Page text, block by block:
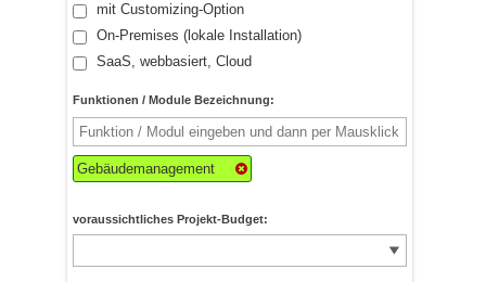
mit Customizing-Option
On-Premises (lokale Installation)
SaaS, webbasiert, Cloud
Funktionen / Module Bezeichnung:
Gebäudemanagement
voraussichtliches Projekt-Budget: